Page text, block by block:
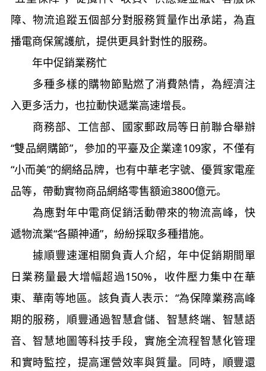
障、物流追蹤五個部分對服務質量作出承諾，為直
播電商保駕護航，提供更具針對性的服務。
年中促銷業務忙
多種多樣的購物節點燃了消費熱情，為經濟注
入更多活力，也拉動快遞業高速增長。
商務部、工信部、國家郵政局等日前聯合舉辦
“雙品網購節”，參加的平臺及企業達109家，不僅有
“小而美”的網絡品牌，也有中華老字號、優質家電産
品等，帶動實物商品網絡零售額逾3800億元。
為應對年中電商促銷活動帶來的物流高峰，快
遞物流業“各顯神通”，紛紛採取多種措施。
據順豐速運相關負責人介紹，年中促銷期間單
日業務量最大增幅超過150%，收件壓力集中在華
東、華南等地區。該負責人表示：“為保障業務高峰
期的服務，順豐通過智慧倉儲、智慧終端、智慧語
音、智慧地圖等科技手段，實施全流程智慧化管理
和實時監控，提高運營效率與質量。同時，順豐還